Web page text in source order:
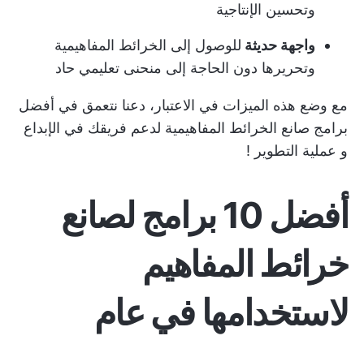
وتحسين الإنتاجية
واجهة حديثة للوصول إلى الخرائط المفاهيمية
وتحريرها دون الحاجة إلى منحنى تعليمي حاد
مع وضع هذه الميزات في الاعتبار، دعنا نتعمق في أفضل
برامج صانع الخرائط المفاهيمية لدعم فريقك في الإبداع
و عملية التطوير !
أفضل 10 برامج لصانع
خرائط المفاهيم
لاستخدامها في عام